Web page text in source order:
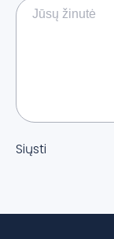
Siųsti